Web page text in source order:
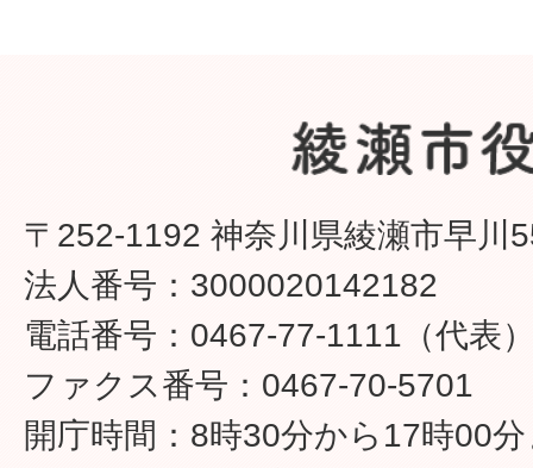
〒252-1192 神奈川県綾瀬市早川
法人番号：3000020142182
電話番号：0467-77-1111（代表
ファクス番号：0467-70-5701
開庁時間：8時30分から17時00